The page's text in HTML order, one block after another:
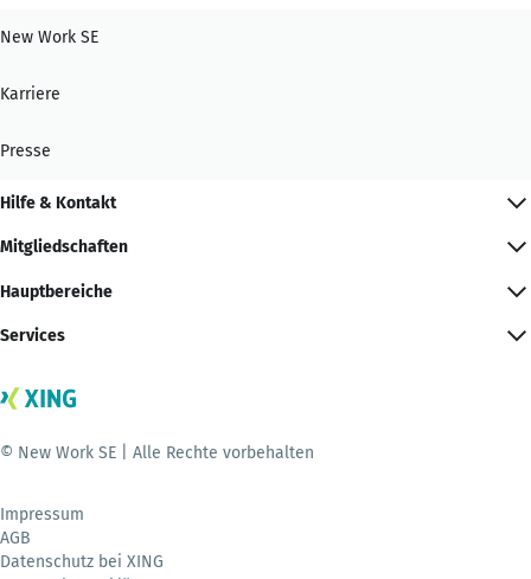
New Work SE
Karriere
Presse
Hilfe & Kontakt
Mitgliedschaften
Hauptbereiche
Services
© New Work SE | Alle Rechte vorbehalten
Impressum
AGB
Datenschutz bei XING